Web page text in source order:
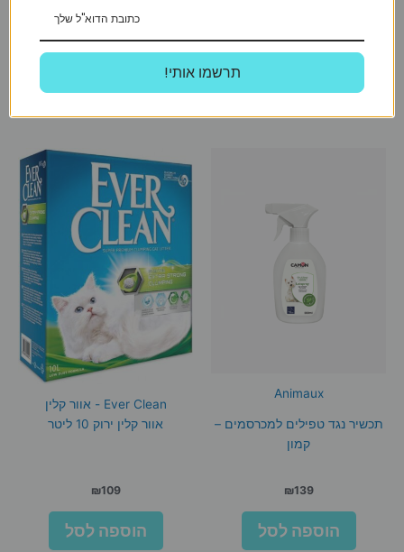
₪229
הוספה לסל
₪114
הוספה לסל
Animaux
תכשיר נגד טפילים למכרסמים –
קמון
₪139
הוספה לסל
Ever Clean - אוור קלין
אוור קלין ירוק 10 ליטר
₪109
הוספה לסל
!תרשמו אותי